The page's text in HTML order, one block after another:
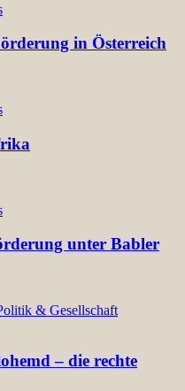
in Österreich
unter Babler
& Gesellschaft
– die rechte